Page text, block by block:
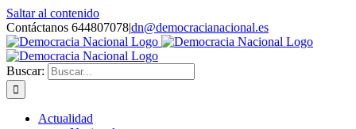
Saltar al contenido
Contáctanos 644807078|dn@democracianacional.es
Buscar:
Actualidad